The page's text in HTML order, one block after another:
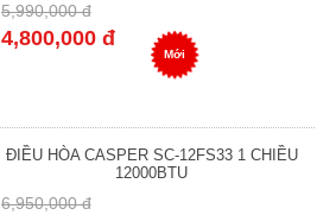
5,990,000 đ
4,800,000 đ
Mới
ĐIỀU HÒA CASPER SC-12FS33 1 CHIỀU
12000BTU
6,950,000 đ